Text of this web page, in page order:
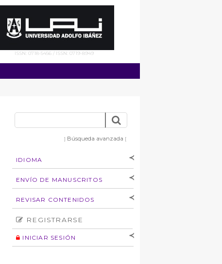
ISSN: 0718-5456 / ISSN: 0719-8949
] Búsqueda avanzada [
IDIOMA
[Español ] [English]
ENVÍO DE MANUSCRITOS
autores
Derechos de autoría
Normas éticas
REVISAR CONTENIDOS
Número
Autor
REGISTRARSE
INICIAR SESIÓN